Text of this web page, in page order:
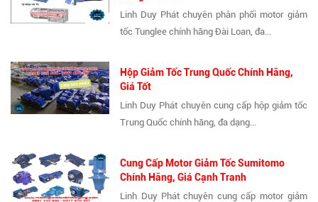
Linh Duy Phát chuyên phân phối motor giảm
tốc Tunglee chính hãng Đài Loan, đa...
Hộp Giảm Tốc Trung Quốc Chính Hãng,
Giá Tốt
Linh Duy Phát chuyên cung cấp hộp giảm tốc
Trung Quốc chính hãng, đa dạng...
Cung Cấp Motor Giảm Tốc Sumitomo
Chính Hãng, Giá Cạnh Tranh
Linh Duy Phát chuyên cung cấp motor giảm